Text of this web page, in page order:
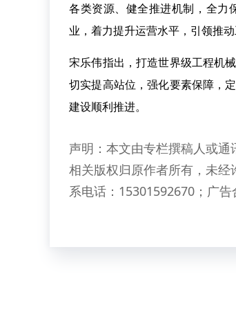
各类资源、健全推进机制，全力
业，着力提升运营水平，引领推
宋乐伟指出，打造世界级工程机
切实提高站位，强化要素保障，
建设顺利推进。
声明：本文由专栏撰稿人或通
相关版权归原作者所有，未
系电话：15301592670；广告